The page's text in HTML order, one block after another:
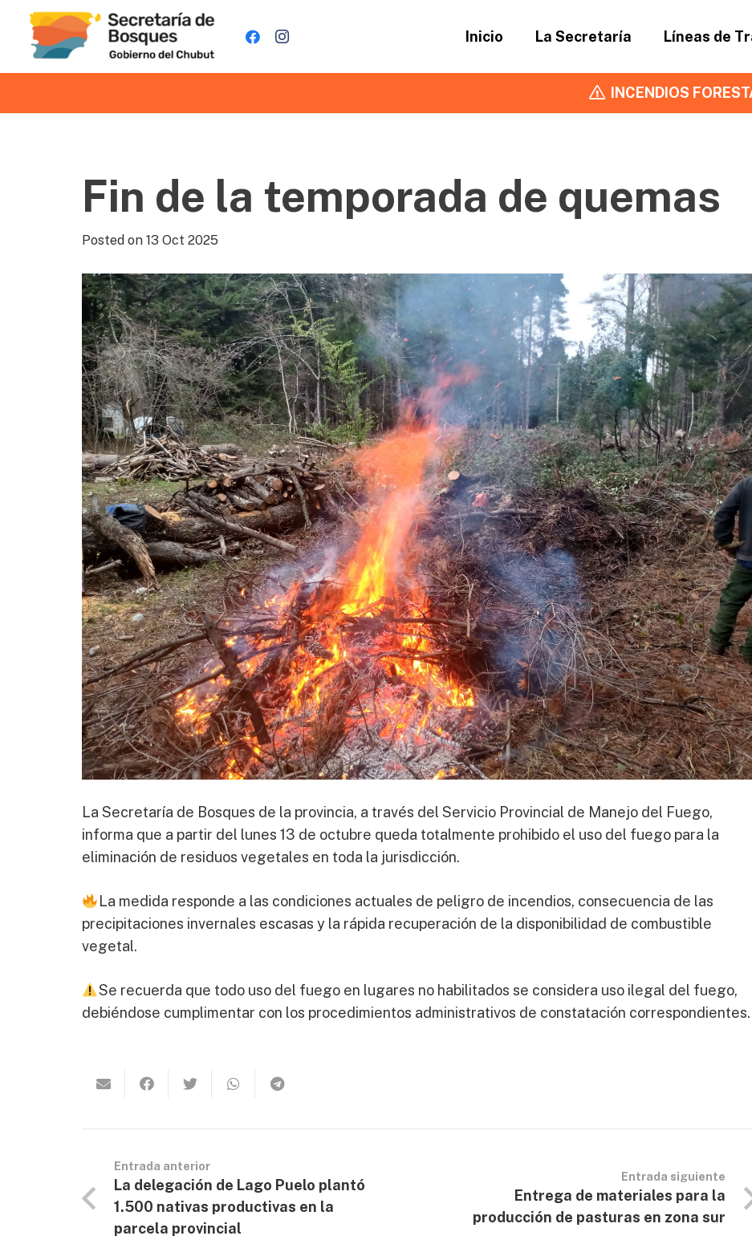
Inicio La Secretaría Líneas de
INCENDIOS
Fin de la temporada de quemas
Posted on 13 Oct 2025
La Secretaría de Bosques de la provincia, a través del Servicio Provincial de Manejo del Fuego,
informa que a partir del lunes 13 de octubre queda totalmente prohibido el uso del fuego para la
eliminación de residuos vegetales en toda la jurisdicción.
La medida responde a las condiciones actuales de peligro de incendios, consecuencia de las
precipitaciones invernales escasas y la rápida recuperación de la disponibilidad de combustible
vegetal.
Se recuerda que todo uso del fuego en lugares no habilitados se considera uso ilegal del fuego,
debiéndose cumplimentar con los procedimientos administrativos de constatación correspondientes.
Entrada anterior
La delegación de Lago Puelo plantó
1.500 nativas productivas en la
parcela provincial
Entrada siguiente
Entrega de materiales para la
producción de pasturas en zona sur